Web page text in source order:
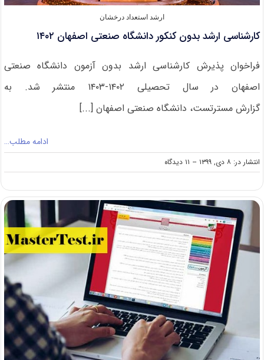
ارشد استعداد درخشان
کارشناسی ارشد بدون کنکور دانشگاه صنعتی اصفهان ۱۴۰۲
فراخوان پذیرش کارشناسی ارشد بدون آزمون دانشگاه صنعتی
اصفهان در سال تحصیلی ۱۴۰۲-۱۴۰۳ منتشر شد. به
گزارش مسترتست، دانشگاه صنعتی اصفهان [...]
ادامه مطلب…
انتشار در: ۸ دی, ۱۳۹۹ -- ۱۱ دیدگاه
on
کارشناسی
بدون
کنکور
دانشگاه
صنعتی
اصفهان
۱۴۰۲